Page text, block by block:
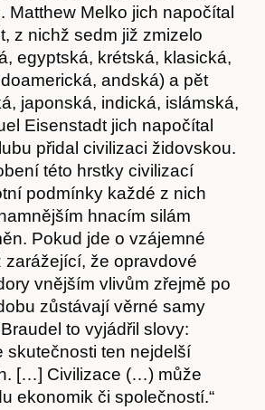
Matthew Melko jich napočítal
z nichž sedm již zmizelo
egyptská, krétská, klasická,
andská) a pět
japonská, indická, islámská,
Eisenstadt jich napočítal
přidal civilizaci židovskou.
této hrstky civilizací
podmínky každé z nich
hnacím silám
Pokud jde o vzájemné
zarážející, že opravdové
vnějším vlivům zřejmě po
zůstávají věrné samy
to vyjádřil slovy:
skutečnosti ten nejdelší
[…] Civilizace (…) může
ekonomik či společností.“